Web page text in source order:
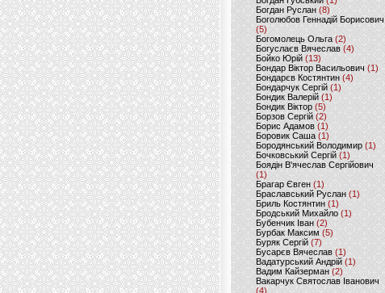
Богдан Руслан(8)
Боголюбов Геннадій Борисович
(5)
Богомолець Ольга (2)
Богуслаєв Вячеслав (4)
Бойко Юрій (13)
Бондар Віктор Васильович (1)
Бондарєв Костянтин (4)
Бондарчук Сергій(1)
Бондик Валерій (1)
Бондик Віктор(5)
Борзов Сергiй (2)
Борис Адамов(1)
Боровик Саша (1)
Бородянський Володимир (1)
Бочковський Сергій (1)
Боядін В'ячеслав Сергійович
(1)
Брагар Євген (1)
Браславський Руслан (1)
Бриль Костянтин (1)
Бродський Михайло (1)
Бубенчик Іван(2)
Бурбак Максим (5)
Буряк Сергій (7)
Бусарєв Вячеслав (1)
Вадатурський Андрій (1)
Вадим Кайзерман (2)
Вакарчук Святослав Іванович
(4)